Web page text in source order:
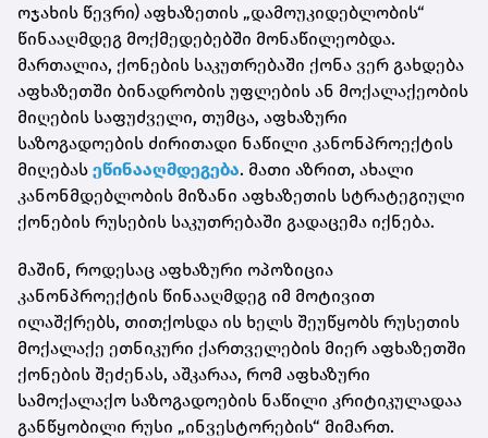
ოჯახის წევრი) აფხაზეთის „დამოუკიდებლობის“
წინააღმდეგ მოქმედებებში მონაწილეობდა.
მართალია, ქონების საკუთრებაში ქონა ვერ გახდება
აფხაზეთში ბინადრობის უფლების ან მოქალაქეობის
მიღების საფუძველი, თუმცა, აფხაზური
საზოგადოების ძირითადი ნაწილი კანონპროექტის
მიღებას ეწინააღმდეგება. მათი აზრით, ახალი
კანონმდებლობის მიზანი აფხაზეთის სტრატეგიული
ქონების რუსების საკუთრებაში გადაცემა იქნება.
მაშინ, როდესაც აფხაზური ოპოზიცია
კანონპროექტის წინააღმდეგ იმ მოტივით
ილაშქრებს, თითქოსდა ის ხელს შეუწყობს რუსეთის
მოქალაქე ეთნიკური ქართველების მიერ აფხაზეთში
ქონების შეძენას, აშკარაა, რომ აფხაზური
სამოქალაქო საზოგადოების ნაწილი კრიტიკულადაა
განწყობილი რუსი „ინვესტორების“ მიმართ.